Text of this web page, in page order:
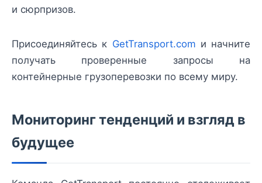
и сюрпризов.
Присоединяйтесь к GetTransport.com и начните
получать проверенные запросы на
контейнерные грузоперевозки по всему миру.
Мониторинг тенденций и взгляд в
будущее